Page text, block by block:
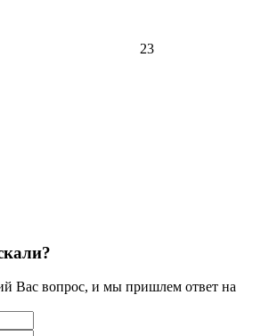
23
Вас вопрос, и мы пришлем ответ на